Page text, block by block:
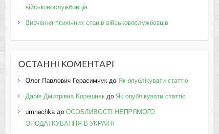
військовослужбовців
Вивчення психічних станів військовослужбовців
ОСТАННІ КОМЕНТАРІ
Олег Павлович Герасимчукдо Як опублікувати статтю
Дарія Дмитрівна Корешнякдо Як опублікувати статтю
umnachkaдо ОСОБЛИВОСТІ НЕПРЯМОГО
ОПОДАТКУВАННЯ В УКРАЇНІ